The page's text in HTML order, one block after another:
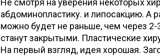
Не смотря на уверения некоторых
абдоминопластику. и липосакцию. А
можно будет не раньше, чем через 2-
станут закрытыми. Пластические
На первый взгляд, идея хорошая.